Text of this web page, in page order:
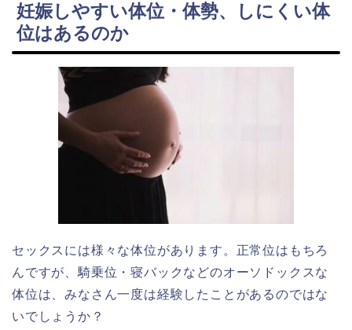
妊娠しやすい体位・体勢、しにくい体
位はあるのか
セックスには様々な体位があります。正常位はもちろ
んですが、騎乗位・寝バックなどのオーソドックスな
体位は、みなさん一度は経験したことがあるのではな
いでしょうか？